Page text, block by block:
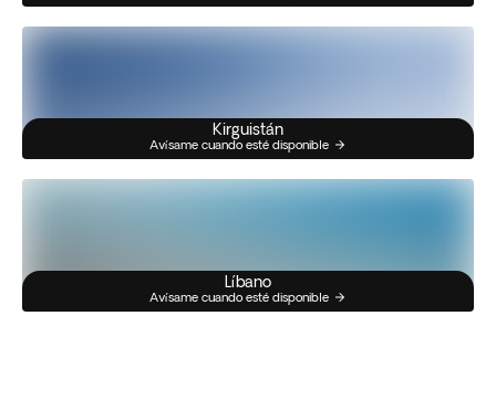
Kirguistán
Avísame cuando esté disponible
Líbano
Avísame cuando esté disponible